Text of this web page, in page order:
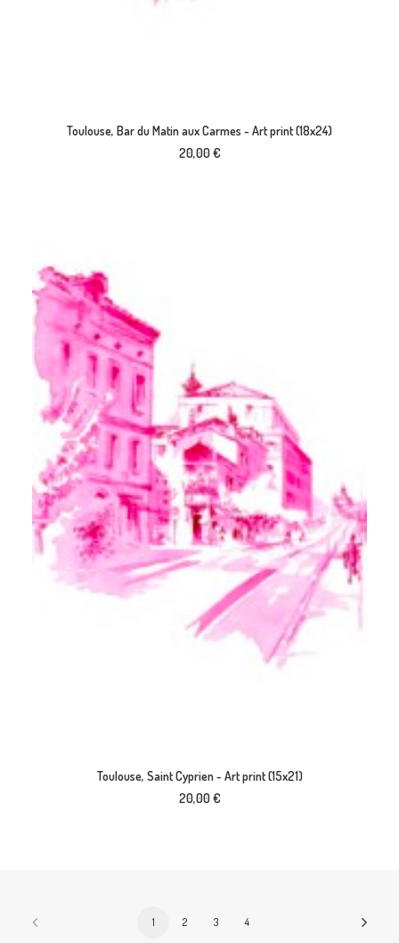
AJOUTER AU PANIER
Toulouse, Bar du Matin aux Carmes - Art print (18x24)
20,00€
AJOUTER AU PANIER
Toulouse, Saint Cyprien - Art print (15x21)
20,00€
1 2 3 4